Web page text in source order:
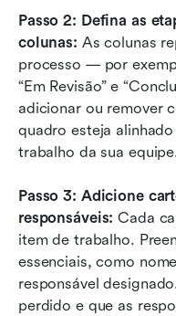
Passo 2: Defina as
colunas: As colunas
processo — por
“Em Revisão” e
adicionar ou remover
quadro esteja
trabalho da sua
Passo 3: Adicione
responsáveis: Cada
item de trabalho.
essenciais, como
responsável
perdido e que as